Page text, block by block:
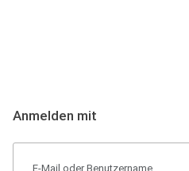
Anmelden mit